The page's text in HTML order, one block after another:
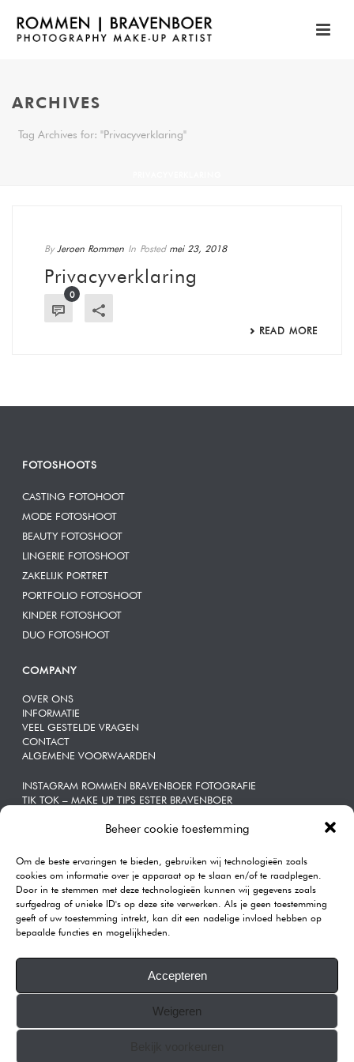
Beheer cookie toestemming
Om de beste ervaringen te bieden, gebruiken wij technologieën zoals
cookies om informatie over je apparaat op te slaan en/of te raadplegen.
Door in te stemmen met deze technologieën kunnen wij gegevens zoals
surfgedrag of unieke ID's op deze site verwerken. Als je geen toestemming
geeft of uw toestemming intrekt, kan dit een nadelige invloed hebben op
bepaalde functies en mogelijkheden.
Accepteren
Weigeren
ARCHIVES
Tag Archives for: "Privacyverklaring"
By Jeroen Rommen In Posted mei 23, 2018
Privacyverklaring
0
READ MORE
FOTOSHOOTS
CASTING FOTOHOOT
MODE FOTOSHOOT
BEAUTY FOTOSHOOT
LINGERIE FOTOSHOOT
ZAKELIJK PORTRET
PORTFOLIO FOTOSHOOT
KINDER FOTOSHOOT
DUO FOTOSHOOT
COMPANY
OVER ONS
INFORMATIE
VEEL GESTELDE VRAGEN
CONTACT
ALGEMENE VOORWAARDEN
INSTAGRAM ROMMEN BRAVENBOER FOTOGRAFIE
TIK TOK – MAKE UP TIPS ESTER BRAVENBOER
ZAKELIJKE | PORTRETTEN
CONTACT
Rommen | Bravenboer Fotografie
Katendrechtse Lagedijk 443A
3082GB Rotterdam
Our Reviews on Google